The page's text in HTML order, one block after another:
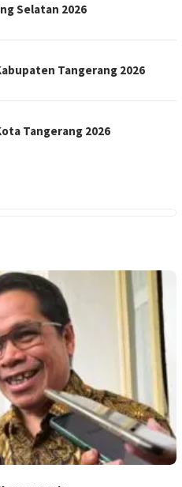
Selatan 2026
Tangerang 2026
Tangerang 2026